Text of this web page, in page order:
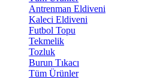
Antrenman Eldiveni
Kaleci Eldiveni
Futbol Topu
Tekmelik
Tozluk
Burun Tıkacı
Tüm Ürünler